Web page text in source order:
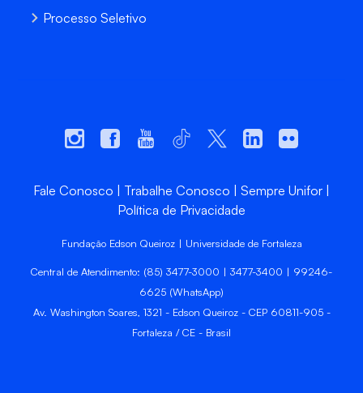
Processo Seletivo
Fale Conosco Trabalhe Conosco
Sempre Unifor
Política de Privacidade
Fundação Edson Queiroz | Universidade de Fortaleza
Central de Atendimento: (85) 3477-3000 | 3477-3400 | 99246-
6625 (WhatsApp)
Av. Washington Soares, 1321 - Edson Queiroz - CEP 60811-905 -
Fortaleza / CE - Brasil